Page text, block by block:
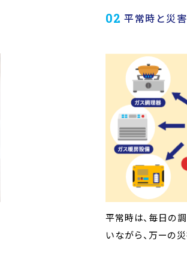
02 平常時と災
平常時は、毎日の
いながら、万ーの
陰各地の拠点に
イン確保に努めて
常時備蓄してお
しないよう、速や
お役立ていただ
を行っています。